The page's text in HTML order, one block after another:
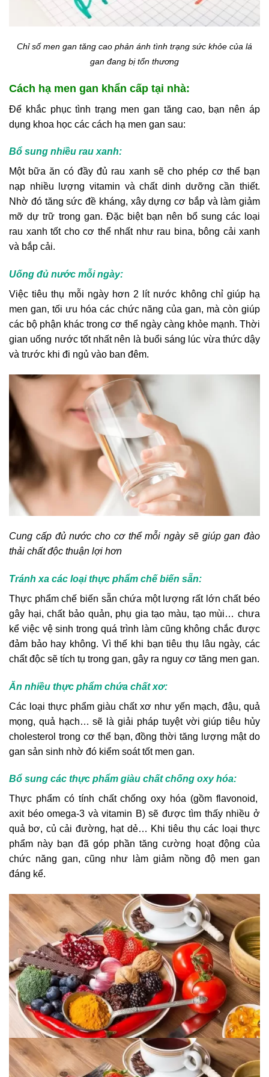
Chỉ số men gan tăng cao phản ánh tình trạng sức khỏe của lá
gan đang bị tổn thương
Cách hạ men gan khẩn cấp tại nhà:
Để khắc phục tình trạng men gan tăng cao, bạn nên áp
dụng khoa học các cách hạ men gan sau:
Bổ sung nhiều rau xanh:
Một bữa ăn có đầy đủ rau xanh sẽ cho phép cơ thể bạn
nạp nhiều lượng vitamin và chất dinh dưỡng cần thiết.
Nhờ đó tăng sức đề kháng, xây dựng cơ bắp và làm giảm
mỡ dự trữ trong gan. Đặc biệt bạn nên bổ sung các loại
rau xanh tốt cho cơ thể nhất như rau bina, bông cải xanh
và bắp cải.
Uống đủ nước mỗi ngày:
Việc tiêu thụ mỗi ngày hơn 2 lít nước không chỉ giúp hạ
men gan, tối ưu hóa các chức năng của gan, mà còn giúp
các bộ phận khác trong cơ thể ngày càng khỏe mạnh. Thời
gian uống nước tốt nhất nên là buổi sáng lúc vừa thức dậy
và trước khi đi ngủ vào ban đêm.
Cung cấp đủ nước cho cơ thể mỗi ngày sẽ giúp gan đào
thải chất độc thuận lợi hơn
Tránh xa các loại thực phẩm chế biến sẵn:
Thực phẩm chế biến sẵn chứa một lượng rất lớn chất béo
gây hại, chất bảo quản, phụ gia tạo màu, tạo mùi… chưa
kể việc vệ sinh trong quá trình làm cũng không chắc được
đảm bảo hay không. Vì thế khi bạn tiêu thụ lâu ngày, các
chất độc sẽ tích tụ trong gan, gây ra nguy cơ tăng men gan.
Ăn nhiều thực phẩm chứa chất xơ:
Các loại thực phẩm giàu chất xơ như yến mạch, đậu, quả
mọng, quả hạch… sẽ là giải pháp tuyệt vời giúp tiêu hủy
cholesterol trong cơ thể bạn, đồng thời tăng lượng mật do
gan sản sinh nhờ đó kiểm soát tốt men gan.
Bổ sung các thực phẩm giàu chất chống oxy hóa:
Thực phẩm có tính chất chống oxy hóa (gồm flavonoid,
axit béo omega-3 và vitamin B) sẽ được tìm thấy nhiều ở
quả bơ, củ cải đường, hạt dẻ… Khi tiêu thụ các loại thực
phẩm này bạn đã góp phần tăng cường hoạt động của
chức năng gan, cũng như làm giảm nồng độ men gan
đáng kể.